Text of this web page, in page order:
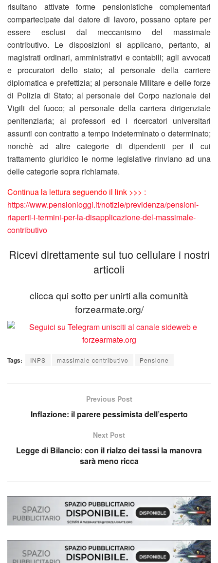
risultano attivate forme pensionistiche complementari
compartecipate dal datore di lavoro, possano optare per
essere esclusi dal meccanismo del massimale
contributivo. Le disposizioni si applicano, pertanto, ai
magistrati ordinari, amministrativi e contabili; agli avvocati
e procuratori dello stato; al personale della carriere
diplomatica e prefettizia; al personale Militare e delle forze
di Polizia di Stato; al personale del Corpo nazionale dei
Vigili del fuoco; al personale della carriera dirigenziale
penitenziaria; ai professori ed i ricercatori universitari
assunti con contratto a tempo indeterminato o determinato;
nonchè ad altre categorie di dipendenti per il cui
trattamento giuridico le norme legislative rinviano ad una
delle categorie sopra richiamate.
Continua la lettura seguendo il link >>> :
https://www.pensionioggi.it/notizie/previdenza/pensioni-
riaperti-i-termini-per-la-disapplicazione-del-massimale-
contributivo
Ricevi direttamente sul tuo cellulare i nostri
articoli
clicca qui sotto per unirti alla comunità
forzearmate.org/
Tags: INPS massimale contributivo Pensione
Previous Post
Inflazione: il parere pessimista dell’esperto
Next Post
Legge di Bilancio: con il rialzo dei tassi la manovra
sarà meno ricca